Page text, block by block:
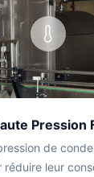
Pression
de
leur